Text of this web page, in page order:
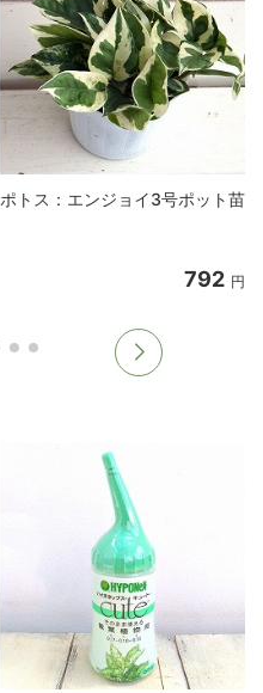
ポトス：エンジョイ3号ポット苗
792 円